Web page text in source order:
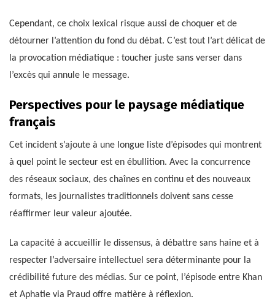
Cependant, ce choix lexical risque aussi de choquer et de
détourner l’attention du fond du débat. C’est tout l’art délicat de
la provocation médiatique : toucher juste sans verser dans
l’excès qui annule le message.
Perspectives pour le paysage médiatique
français
Cet incident s’ajoute à une longue liste d’épisodes qui montrent
à quel point le secteur est en ébullition. Avec la concurrence
des réseaux sociaux, des chaînes en continu et des nouveaux
formats, les journalistes traditionnels doivent sans cesse
réaffirmer leur valeur ajoutée.
La capacité à accueillir le dissensus, à débattre sans haine et à
respecter l’adversaire intellectuel sera déterminante pour la
crédibilité future des médias. Sur ce point, l’épisode entre Khan
et Aphatie via Praud offre matière à réflexion.